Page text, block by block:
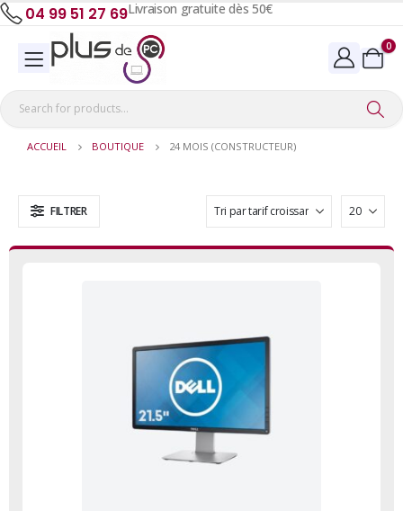
04 99 51 27 69Livraison gratuite dès 50€
0
ACCUEIL BOUTIQUE 24 MOIS (CONSTRUCTEUR)
FILTRER